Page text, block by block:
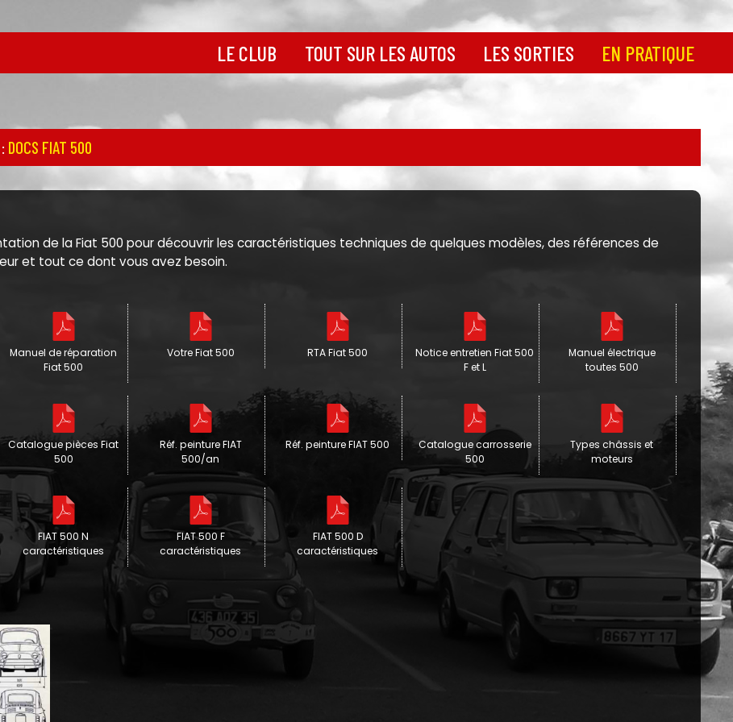
LE CLUB
Découvrir le Club
Toutes nos
Nos partenaires
La boutique
TOUT SUR LES AUTOS
Toutes les 500 et
Historique de la 500
La Jardinière
Le coin des 600
Le cœur de la 500
LES SORTIES EN PRATIQUE
Avant d'acheter une 500
Docs autres modèles
Astuces mécaniques
: DOCS FIAT 500
de la Fiat 500 pour découvrir les caractéristiques techniques de quelques modèles, des références de
et tout ce dont vous avez besoin.
Manuel de réparation
Fiat 500
Votre Fiat 500 RTA Fiat 500
Notice entretien Fiat 500
F et L
Manuel électrique
toutes 500
Catalogue pièces Fiat
500
Réf. peinture FIAT
500/an
Réf. peinture FIAT 500
Catalogue carrosserie
500
Types châssis et
moteurs
FIAT 500 N
caractéristiques
FIAT 500 F
caractéristiques
FIAT 500 D
caractéristiques